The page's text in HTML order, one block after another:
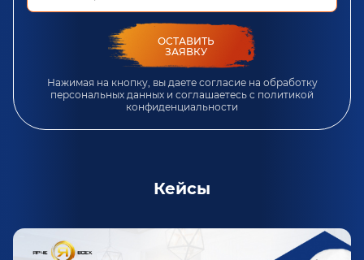
ОСТАВИТЬ
ЗАЯВКУ
Нажимая на кнопку, вы даете согласие на обработку
персональных данных и соглашаетесь c политикой
конфиденциальности
Кейсы